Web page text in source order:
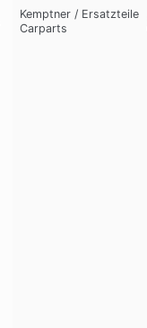
Kemptner
Carparts
/ Ersatzteile